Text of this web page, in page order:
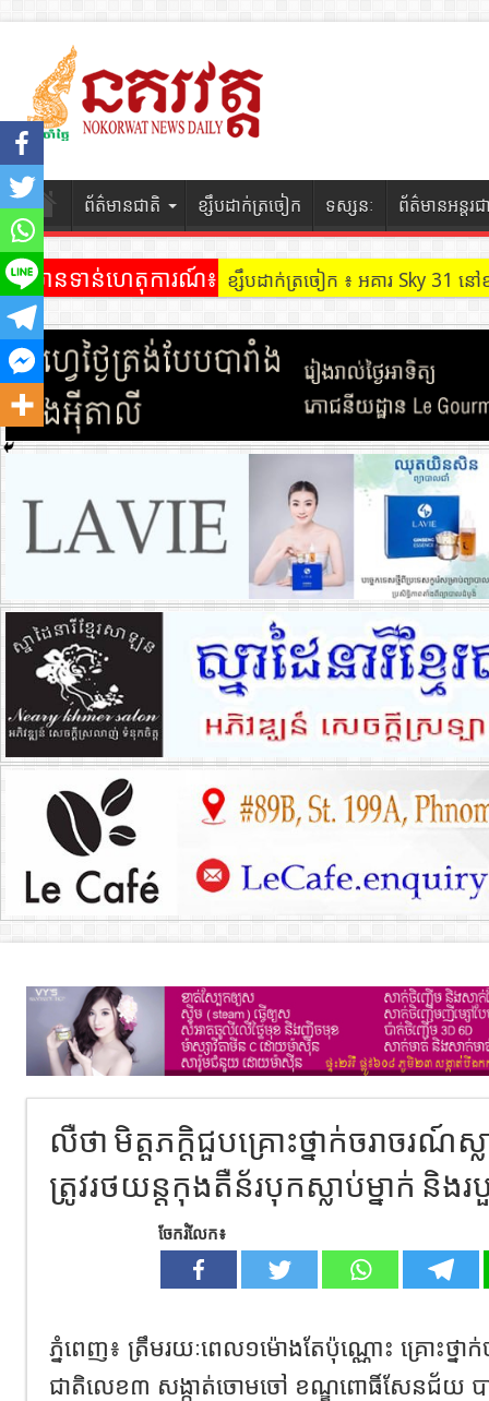
ព័ត៌មានជាតិ ខ្សឹបដាក់ត្រចៀក ទស្សនៈ ព័ត៌មានអន្តរជ
ព័ត៌មានទាន់ហេតុការណ៍៖ ខ្សឹបដាក់ត្រចៀក ៖ អគារ Sky 31
លឺថា មិត្តភក្តិជួបគ្រោះថ្នាក់ចរាចរណ៍
ត្រូវរថយន្តកុងតឺន័របុកស្លាប់ម្នាក់ និងរ
ចែករំលែក៖
ភ្នំពេញ៖ ត្រឹមរយៈពេល១ម៉ោងតែប៉ុណ្ណោះ គ្រោះថ្ន
ជាតិលេខ៣ សង្កាត់ចោមចៅ ខណ្ឌពោធិ៍សែនជ័យ